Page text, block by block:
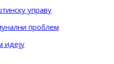
управу
проблем
идеју